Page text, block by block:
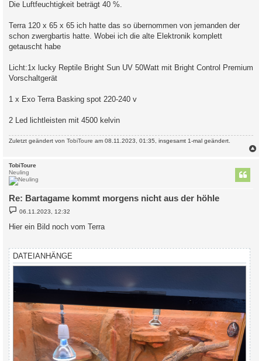
Die Luftfeuchtigkeit beträgt 40 %.
Terra 120 x 65 x 65 ich hatte das so übernommen von jemanden der
schon zwergbartis hatte. Wobei ich die alte Elektronik komplett
getauscht habe
Licht:1x lucky Reptile Bright Sun UV 50Watt mit Bright Control Premium
Vorschaltgerät
1 x Exo Terra Basking spot 220-240 v
2 Led lichtleisten mit 4500 kelvin
Zuletzt geändert von TobiToure am 08.11.2023, 01:35, insgesamt 1-mal geändert.
TobiToure
Neuling
Re: Bartagame kommt morgens nicht aus der höhle
B
e
t
g
06.11.2023, 12:32
Hier ein Bild noch vom Terra
DATEIANHÄNGE